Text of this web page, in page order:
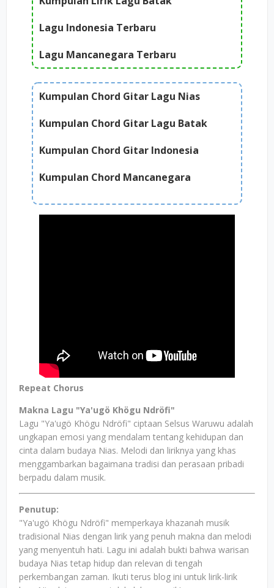
Lagu Indonesia Terbaru
Lagu Mancanegara Terbaru
Kumpulan Chord Gitar Lagu Nias
Kumpulan Chord Gitar Lagu Batak
Kumpulan Chord Gitar Indonesia
Kumpulan Chord Mancanegara
Repeat Chorus
Makna Lagu "Ya'ugö Khögu Ndröfi"
Lagu "Ya'ugö Khögu Ndröfi" ciptaan Selsus Waruwu adalah
ungkapan emosi yang mendalam tentang kehidupan dan
cinta dalam budaya Nias. Melodi dan liriknya yang khas
menggambarkan bagaimana tradisi dan perasaan pribadi
berpadu dalam musik.
Penutup:
"Ya'ugö Khögu Ndröfi" memperkaya khazanah musik
tradisional Nias dengan lirik yang penuh makna dan melodi
yang menyentuh hati. Lagu ini adalah bukti bahwa warisan
budaya Nias tetap hidup dan relevan di tengah
perkembangan zaman. Ikuti terus blog ini untuk lirik-lirik